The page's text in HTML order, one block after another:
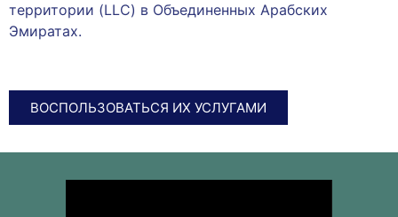
территории (LLC) в Объединенных Арабских
Эмиратах.
ВОСПОЛЬЗОВАТЬСЯ ИХ УСЛУГАМИ